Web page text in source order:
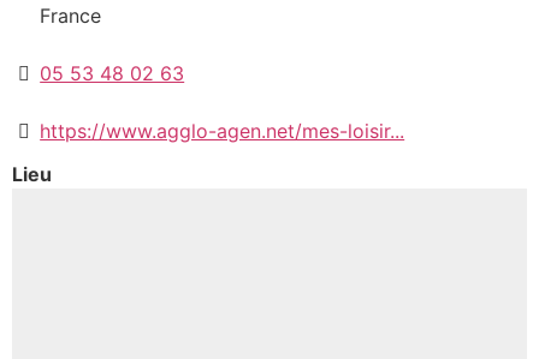
France
05 53 48 02 63
https://www.agglo-agen.net/mes-loisir...
Lieu